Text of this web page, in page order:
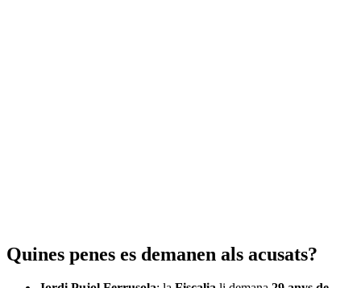
Quines penes es demanen als acusats?